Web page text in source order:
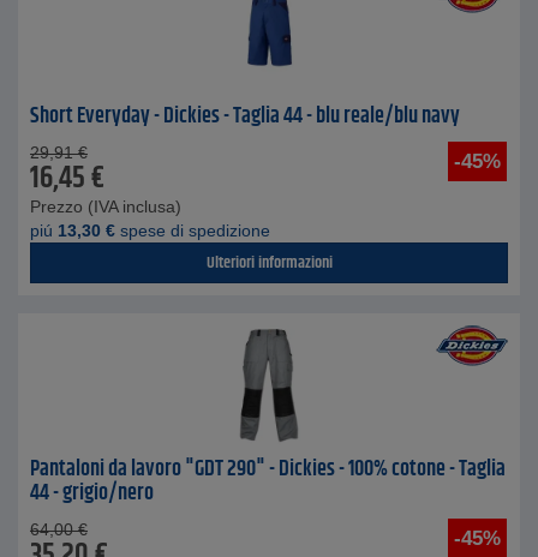
Short Everyday - Dickies - Taglia 44 - blu reale/blu navy
-45%
29,91 €
16,45€
Prezzo (IVA inclusa)
piú 13,30 € spese di spedizione
Ulteriori informazioni
Pantaloni da lavoro "GDT 290" - Dickies - 100% cotone - Taglia
44 - grigio/nero
-45%
64,00 €